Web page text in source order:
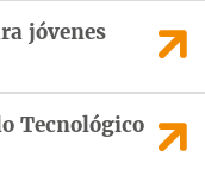
jóvenes
Tecnológico